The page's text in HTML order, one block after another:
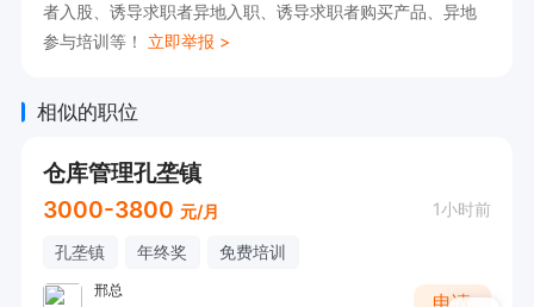
者入股、诱导求职者异地入职、诱导求职者购买产品、异地
参与培训等！ 立即举报 >
相似的职位
仓库管理孔垄镇
3000-3800 元/月 1小时前
孔垄镇 年终奖 免费培训
邢总
申请